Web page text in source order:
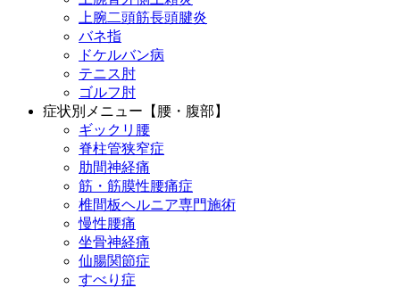
上腕二頭筋長頭腱炎
バネ指
ドケルバン病
テニス肘
ゴルフ肘
症状別メニュー【腰・腹部】
ギックリ腰
脊柱管狭窄症
肋間神経痛
筋・筋膜性腰痛症
椎間板ヘルニア専門施術
慢性腰痛
坐骨神経痛
仙腸関節症
すべり症